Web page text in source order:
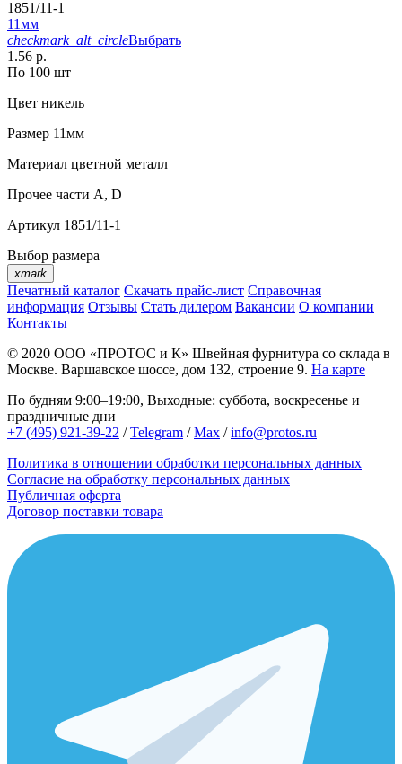
1851/11-1
11мм
checkmark_alt_circleВыбрать
1.56 р.
По 100 шт
Цвет никель
Размер 11мм
Материал цветной металл
Прочее части А, D
Артикул 1851/11-1
Выбор размера
xmark
Печатный каталог Скачать прайс-лист Справочная
информация Отзывы Стать дилером Вакансии О компании
Контакты
© 2020 ООО «ПРОТОС и К» Швейная фурнитура со склада в
Москве. Варшавское шоссе, дом 132, строение 9. На карте
По будням 9:00–19:00, Выходные: суббота, воскресенье и
праздничные дни
+7 (495) 921-39-22 /Telegram /Max /info@protos.ru
Политика в отношении обработки персональных данных
Согласие на обработку персональных данных
Публичная оферта
Договор поставки товара